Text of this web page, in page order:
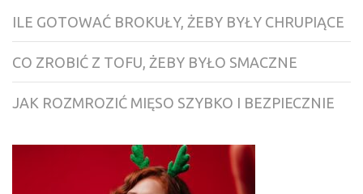
ILE GOTOWAĆ BROKUŁY, ŻEBY BYŁY CHRUPIĄCE
CO ZROBIĆ Z TOFU, ŻEBY BYŁO SMACZNE
JAK ROZMROZIĆ MIĘSO SZYBKO I BEZPIECZNIE